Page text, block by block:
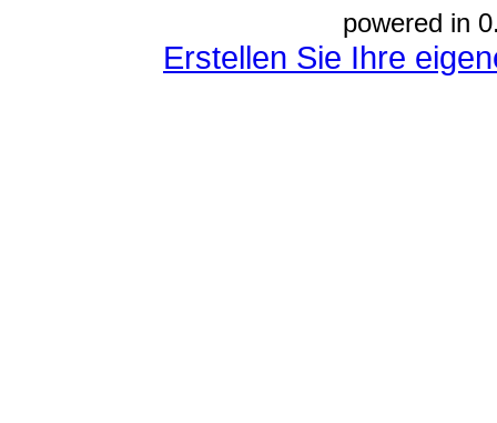
powered in
Erstellen Sie Ihre